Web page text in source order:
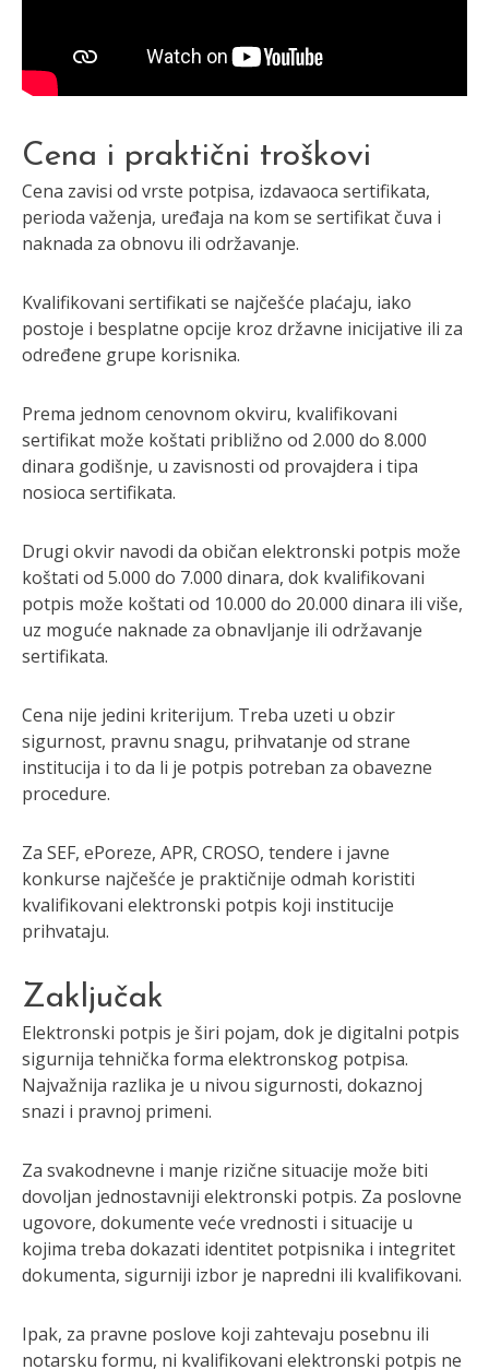
Cena i praktični troškovi
Cena zavisi od vrste potpisa, izdavaoca sertifikata,
perioda važenja, uređaja na kom se sertifikat čuva i
naknada za obnovu ili održavanje.
Kvalifikovani sertifikati se najčešće plaćaju, iako
postoje i besplatne opcije kroz državne inicijative ili za
određene grupe korisnika.
Prema jednom cenovnom okviru, kvalifikovani
sertifikat može koštati približno od 2.000 do 8.000
dinara godišnje, u zavisnosti od provajdera i tipa
nosioca sertifikata.
Drugi okvir navodi da običan elektronski potpis može
koštati od 5.000 do 7.000 dinara, dok kvalifikovani
potpis može koštati od 10.000 do 20.000 dinara ili više,
uz moguće naknade za obnavljanje ili održavanje
sertifikata.
Cena nije jedini kriterijum. Treba uzeti u obzir
sigurnost, pravnu snagu, prihvatanje od strane
institucija i to da li je potpis potreban za obavezne
procedure.
Za SEF, ePoreze, APR, CROSO, tendere i javne
konkurse najčešće je praktičnije odmah koristiti
kvalifikovani elektronski potpis koji institucije
prihvataju.
Zaključak
Elektronski potpis je širi pojam, dok je digitalni potpis
sigurnija tehnička forma elektronskog potpisa.
Najvažnija razlika je u nivou sigurnosti, dokaznoj
snazi i pravnoj primeni.
Za svakodnevne i manje rizične situacije može biti
dovoljan jednostavniji elektronski potpis. Za poslovne
ugovore, dokumente veće vrednosti i situacije u
kojima treba dokazati identitet potpisnika i integritet
dokumenta, sigurniji izbor je napredni ili kvalifikovani.
Ipak, za pravne poslove koji zahtevaju posebnu ili
notarsku formu, ni kvalifikovani elektronski potpis ne